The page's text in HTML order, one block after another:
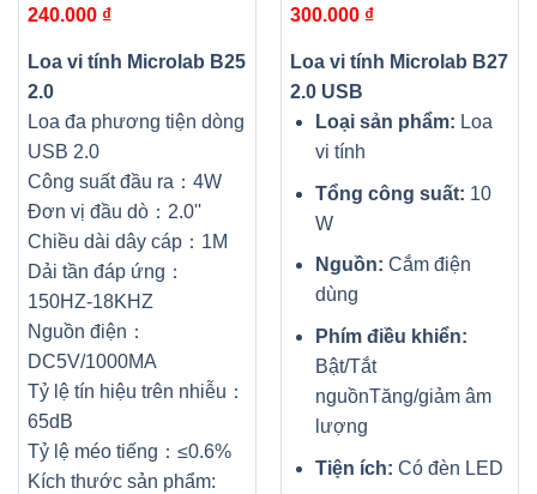
240.000 ₫
Loa vi tính Microlab B25
2.0
Loa đa phương tiện dòng
USB 2.0
Công suất đầu ra：4W
Đơn vị đầu dò：2.0''
Chiều dài dây cáp：1M
Dải tần đáp ứng：
150HZ-18KHZ
Nguồn điện：
DC5V/1000MA
Tỷ lệ tín hiệu trên nhiễu：
65dB
Tỷ lệ méo tiếng：≤0.6%
Kích thước sản phẩm:
300.000 ₫
Loa vi tính Microlab B27
2.0 USB
Loại sản phẩm: Loa
vi tính
Tổng công suất: 10
W
Nguồn: Cắm điện
dùng
Phím điều khiển:
Bật/Tắt
nguồnTăng/giảm âm
lượng
Tiện ích: Có đèn LED